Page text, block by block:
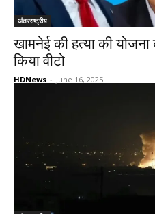
अंतरराष्ट्रीय
खामनेई की हत्या की
किया वीटो
HDNews - June 16, 2025